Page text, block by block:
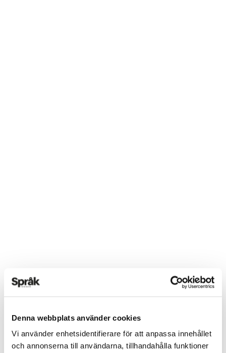
Denna webbplats använder cookies
Vi använder enhetsidentifierare för att anpassa innehållet
och annonserna till användarna, tillhandahålla funktioner